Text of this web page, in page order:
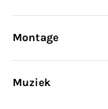
Montage
Muziek